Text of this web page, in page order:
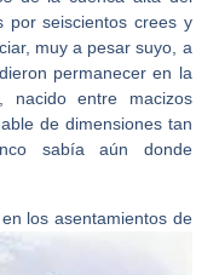
por seiscientos crees y
muy a pesar suyo, a
permanecer en la
nacido entre macizos
de dimensiones tan
sabía aún donde
los asentamientos de